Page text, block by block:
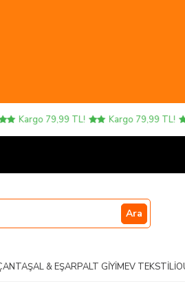
Kargo 79,99 TL! Kargo 79,99 TL!
Ara
ŞAL & EŞARPALT GIYIMEV TEKSTILI